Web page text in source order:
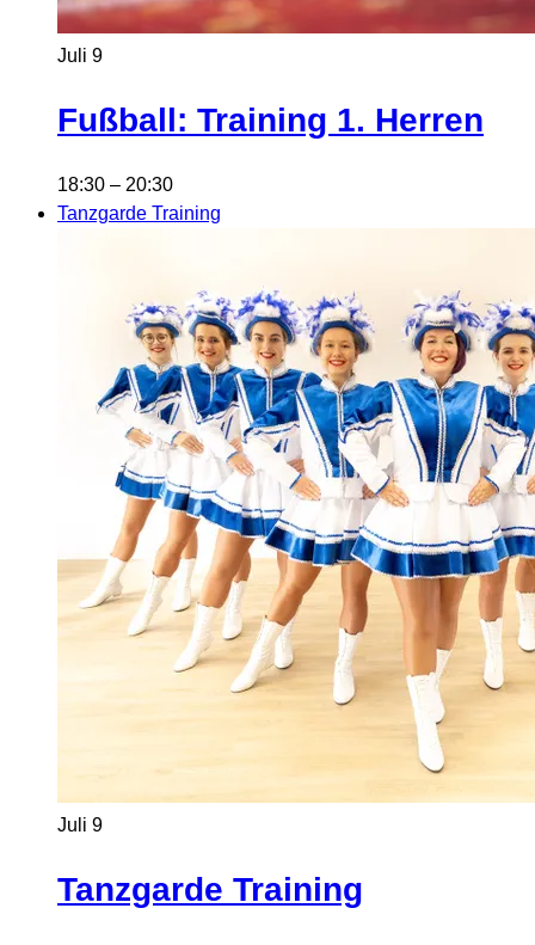
Juli 9
Fußball: Training 1. Herren
18:30 – 20:30
Tanzgarde Training
Juli 9
Tanzgarde Training